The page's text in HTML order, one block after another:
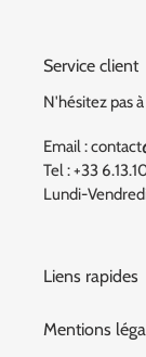
Service client
N'hésitez pas
Email :
Tel : +33
Lundi-
Liens rapides
Mentions